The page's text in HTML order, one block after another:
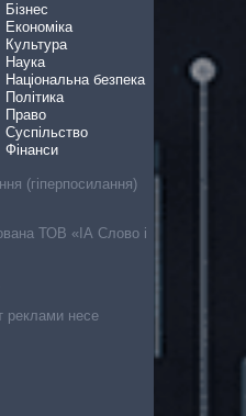
Бізнес
Економіка
Культура
Наука
Національна безпека
Політика
Право
Суспільство
Фінанси
(гіперпосилання)
ТОВ «ІА Слово і
реклами несе